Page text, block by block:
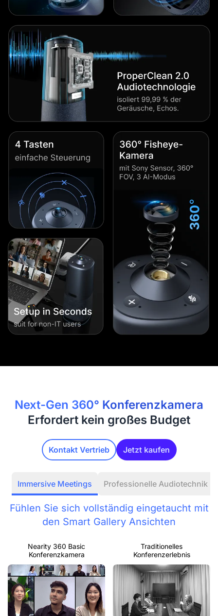
Next-Gen 360° Konferenzkamera
Erfordert kein großes Budget
Kontakt Vertrieb Jetzt kaufen
Immersive Meetings Professionelle Audiotechnik
Fühlen Sie sich vollständig eingetaucht mit
den Smart Gallery Ansichten
Nearity 360 Basic
Konferenzkamera
Traditionelles
Konferenzerlebnis